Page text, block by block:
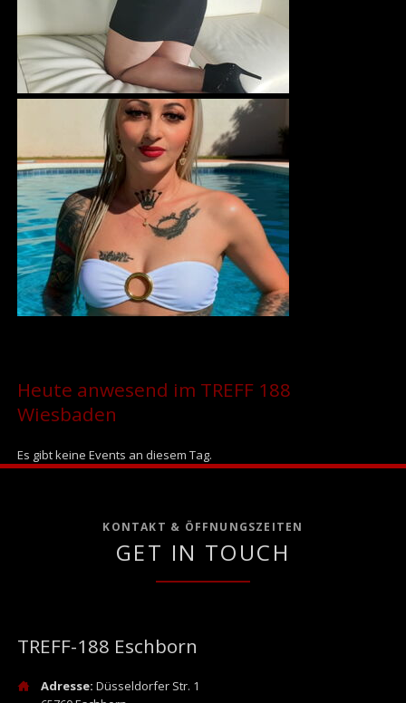
Heute anwesend im TREFF 188
Wiesbaden
Es gibt keine Events an diesem Tag.
KONTAKT & ÖFFNUNGSZEITEN
GET IN TOUCH
TREFF-188 Eschborn
Adresse: Düsseldorfer Str. 1